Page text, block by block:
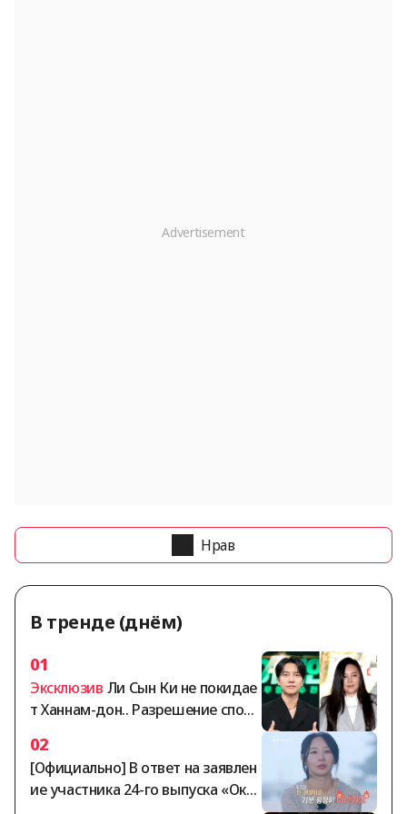
Нрав
В тренде (днём)
01
Эксклюзив Ли Сын Ки не покидае
т Ханнам-дон.. Разрешение спора
5 миллиардов вон обостряется
[Обзор]
02
[Официально] В ответ на заявлен
ие участника 24-го выпуска «Оксу